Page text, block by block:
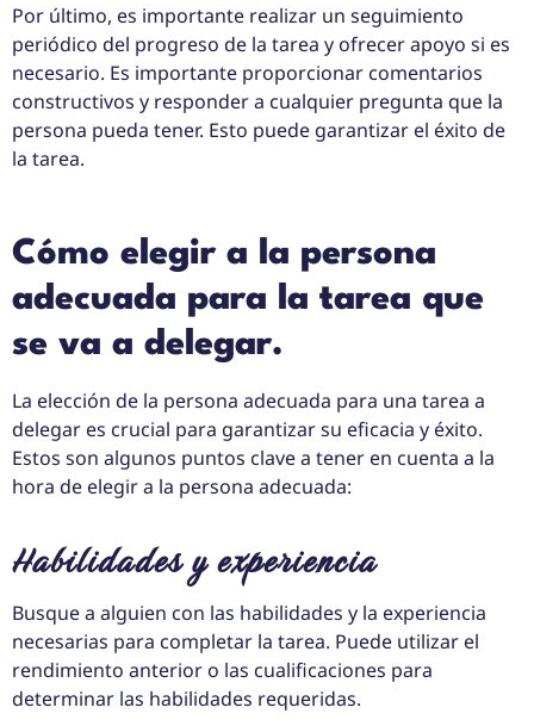
Por último, es importante realizar un seguimiento
periódico del progreso de la tarea y ofrecer apoyo si es
necesario. Es importante proporcionar comentarios
constructivos y responder a cualquier pregunta que la
persona pueda tener. Esto puede garantizar el éxito de
la tarea.
Cómo elegir a la persona
adecuada para la tarea que
se va a delegar.
La elección de la persona adecuada para una tarea a
delegar es crucial para garantizar su eficacia y éxito.
Estos son algunos puntos clave a tener en cuenta a la
hora de elegir a la persona adecuada:
Habilidades y experiencia
Busque a alguien con las habilidades y la experiencia
necesarias para completar la tarea. Puede utilizar el
rendimiento anterior o las cualificaciones para
determinar las habilidades requeridas.